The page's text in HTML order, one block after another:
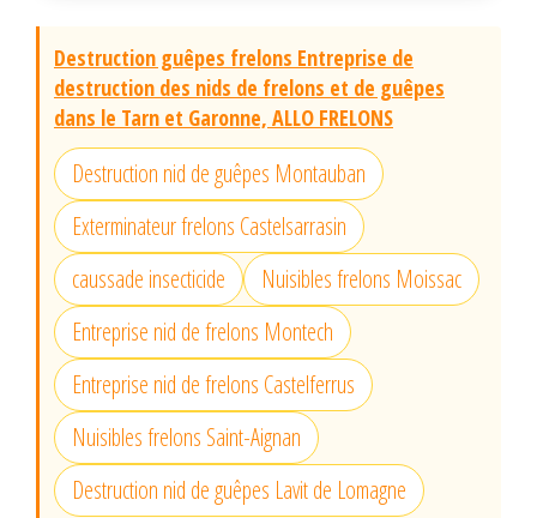
Destruction guêpes frelons Entreprise de
destruction des nids de frelons et de guêpes
dans le Tarn et Garonne, ALLO FRELONS
Destruction nid de guêpes Montauban
Exterminateur frelons Castelsarrasin
caussade insecticide
Nuisibles frelons Moissac
Entreprise nid de frelons Montech
Entreprise nid de frelons Castelferrus
Nuisibles frelons Saint-Aignan
Destruction nid de guêpes Lavit de Lomagne